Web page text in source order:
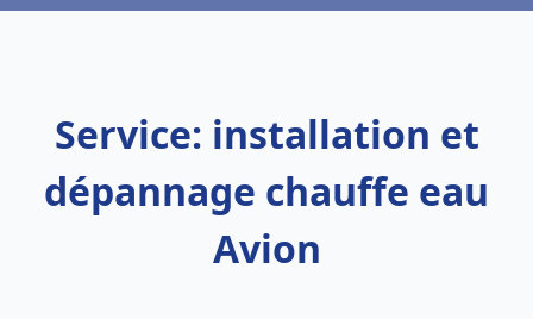
Service: installation et
dépannage chauffe eau
Avion